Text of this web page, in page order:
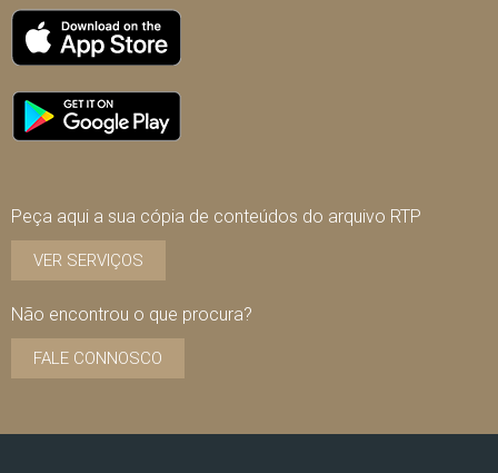
Peça aqui a sua cópia de conteúdos do arquivo RTP
VER SERVIÇOS
Não encontrou o que procura?
FALE CONNOSCO